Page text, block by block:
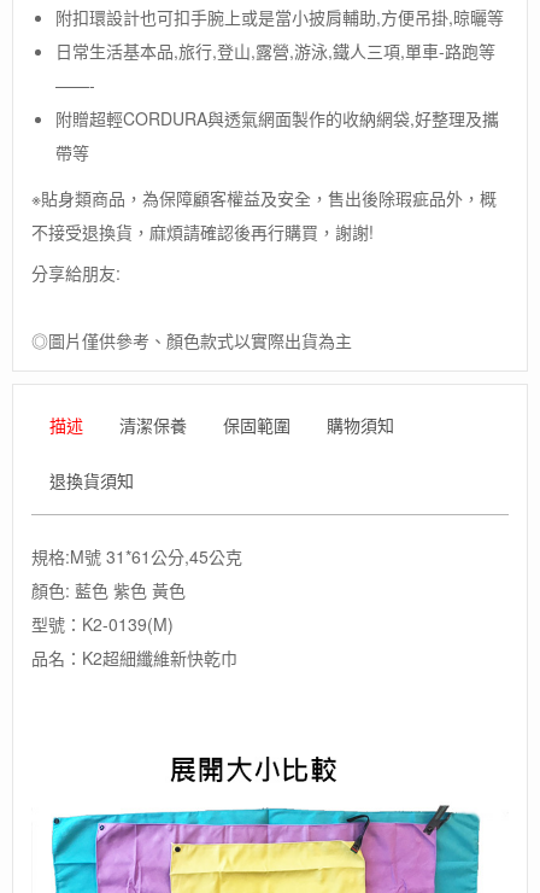
附扣環設計也可扣手腕上或是當小披肩輔助,方便吊掛,晾曬等
日常生活基本品,旅行,登山,露營,游泳,鐵人三項,單車-路跑等
——-
附贈超輕CORDURA與透氣網面製作的收納網袋,好整理及攜
帶等
※貼身類商品，為保障顧客權益及安全，售出後除瑕疵品外，概
不接受退換貨，麻煩請確認後再行購買，謝謝!
分享給朋友:
◎圖片僅供參考、顏色款式以實際出貨為主
描述 清潔保養 保固範圍 購物須知
退換貨須知
規格:M號 31*61公分,45公克
顏色: 藍色 紫色 黃色
型號：K2-0139(M)
品名：K2超細纖維新快乾巾